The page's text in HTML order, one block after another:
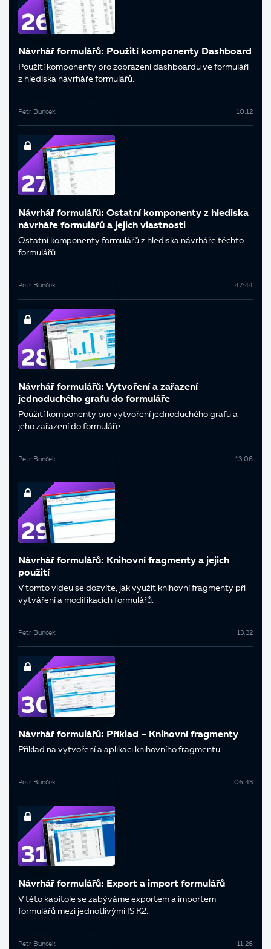
Návrhář formulářů: Použití komponenty Dashboard
Použití komponenty pro zobrazení dashboardu ve formuláři
z hlediska návrháře formulářů.
Petr Bunček 10:12
Návrhář formulářů: Ostatní komponenty z hlediska
návrháře formulářů a jejich vlastnosti
Ostatní komponenty formulářů z hlediska návrháře těchto
formulářů.
Petr Bunček 47:44
Návrhář formulářů: Vytvoření a zařazení
jednoduchého grafu do formuláře
Použití komponenty pro vytvoření jednoduchého grafu a
jeho zařazení do formuláře.
Petr Bunček 13:06
Návrhář formulářů: Knihovní fragmenty a jejich
použití
V tomto videu se dozvíte, jak využít knihovní fragmenty při
vytváření a modifikacích formulářů.
Petr Bunček 13:32
Návrhář formulářů: Příklad – Knihovní fragmenty
Příklad na vytvoření a aplikaci knihovního fragmentu.
Petr Bunček 06:43
Návrhář formulářů: Export a import formulářů
V této kapitole se zabýváme exportem a importem
formulářů mezi jednotlivými IS K2.
Petr Bunček 11:26